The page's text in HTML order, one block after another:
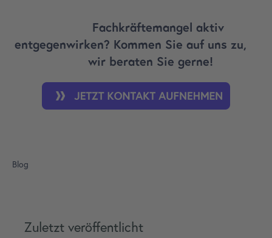
Fachkräftemangel aktiv
entgegenwirken? Kommen Sie auf uns zu,
wir beraten Sie gerne!
Blog
Zuletzt veröffentlicht